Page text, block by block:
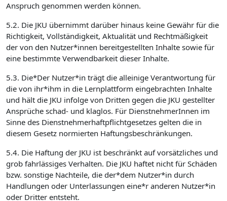
Anspruch genommen werden können.
5.2. Die JKU übernimmt darüber hinaus keine Gewähr für die
Richtigkeit, Vollständigkeit, Aktualität und Rechtmäßigkeit
der von den Nutzer*innen bereitgestellten Inhalte sowie für
eine bestimmte Verwendbarkeit dieser Inhalte.
5.3. Die*Der Nutzer*in trägt die alleinige Verantwortung für
die von ihr*ihm in die Lernplattform eingebrachten Inhalte
und hält die JKU infolge von Dritten gegen die JKU gestellter
Ansprüche schad- und klaglos. Für DienstnehmerInnen im
Sinne des Dienstnehmerhaftpflichtgesetzes gelten die in
diesem Gesetz normierten Haftungsbeschränkungen.
5.4. Die Haftung der JKU ist beschränkt auf vorsätzliches und
grob fahrlässiges Verhalten. Die JKU haftet nicht für Schäden
bzw. sonstige Nachteile, die der*dem Nutzer*in durch
Handlungen oder Unterlassungen eine*r anderen Nutzer*in
oder Dritter entsteht.